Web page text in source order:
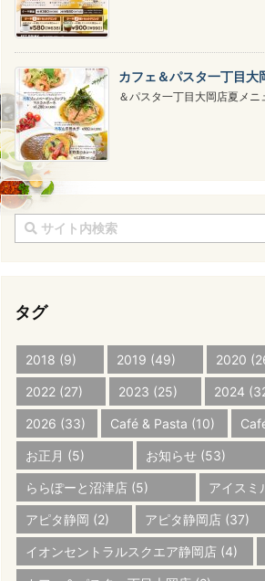
カフェ＆パスタ一丁目大
＆パスタ一丁目大岡店夏メニ
タグ
2018 (9) 2019 (49) 2020
2022 (27) 2023 (25) 2024
2026 (33) Café & Pasta (10)
お正月 (5) お知らせ (53)
ららぽーと沼津店 (5) アイスミ
アピタ静岡 (2) アピタ静岡店 (37)
イオンセントラルスクエア静岡店 (4)